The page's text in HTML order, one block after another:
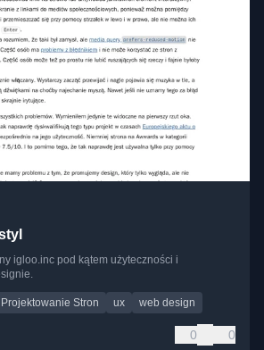
igloo.inc pod kątem użyteczności i
Projektowanie Stron ux web design
0 0